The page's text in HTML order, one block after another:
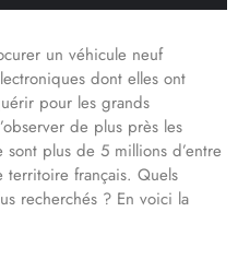
un véhicule neuf
dont elles ont
pour les grands
de plus près les
plus de 5 millions d’entre
français. Quels
recherchés ? En voici la